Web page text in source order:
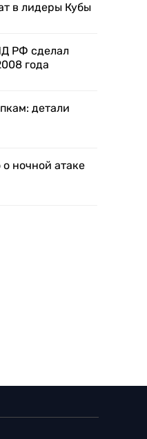
в лидеры Кубы
РФ сделал
года
детали
ночной атаке